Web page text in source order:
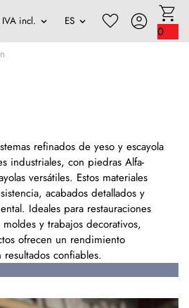
0
refinados de yeso y escayola
industriales, con piedras Alfa-
versátiles. Estos materiales
acabados detallados y
Ideales para restauraciones
y trabajos decorativos,
ofrecen un rendimiento
confiables.